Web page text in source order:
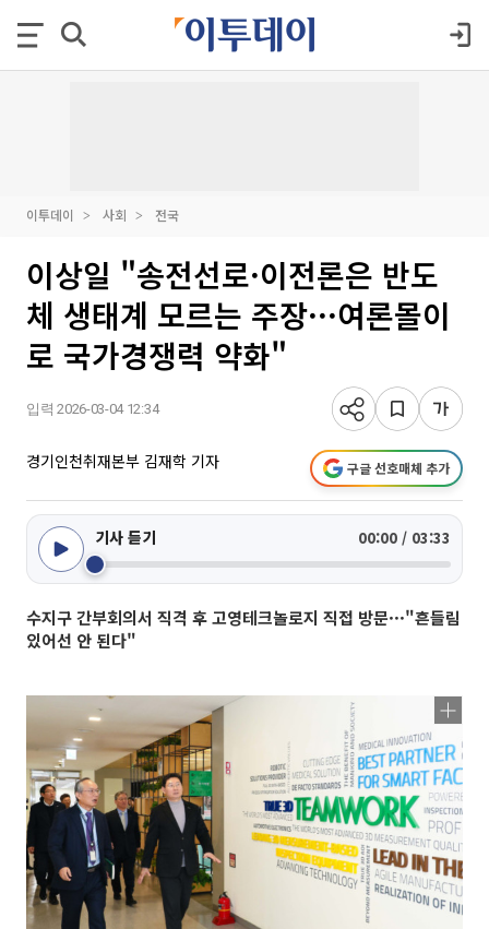
이투데이 사회 전국
이상일 "송전선로·이전론은 반도
체 생태계 모르는 주장···여론몰이
로 국가경쟁력 약화"
입력 2026-03-04 12:34
경기인천취재본부 김재학 기자 구글 선호매체 추가
기사 듣기 00:00 / 03:33
수지구 간부회의서 직격 후 고영테크놀로지 직접 방문···"흔들림
있어선 안 된다"